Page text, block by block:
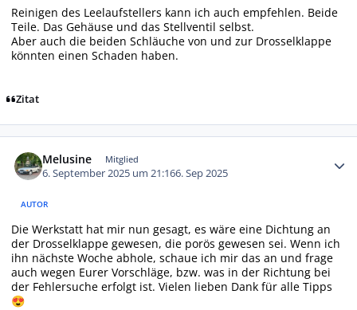
Reinigen des Leelaufstellers kann ich auch empfehlen. Beide
Teile. Das Gehäuse und das Stellventil selbst.
Aber auch die beiden Schläuche von und zur Drosselklappe
könnten einen Schaden haben.
Zitat
Melusine Mitglied
6. September 2025 um 21:166. Sep 2025
AUTOR
Die Werkstatt hat mir nun gesagt, es wäre eine Dichtung an
der Drosselklappe gewesen, die porös gewesen sei. Wenn ich
ihn nächste Woche abhole, schaue ich mir das an und frage
auch wegen Eurer Vorschläge, bzw. was in der Richtung bei
der Fehlersuche erfolgt ist. Vielen lieben Dank für alle Tipps
😍